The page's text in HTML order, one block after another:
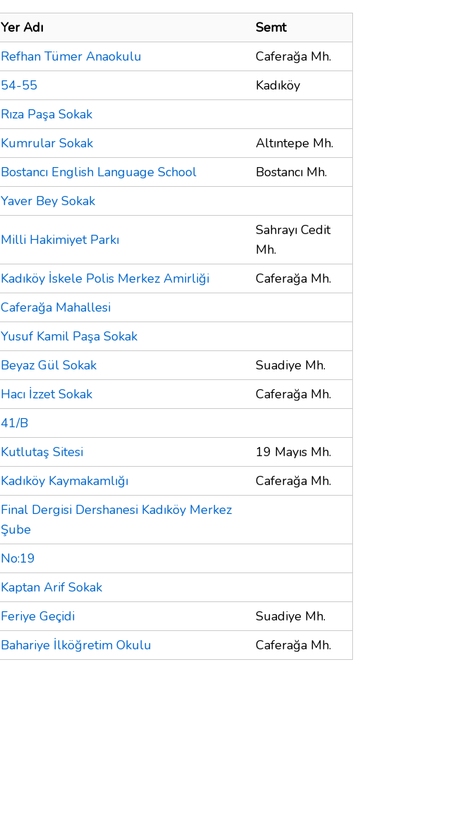
Yer Adı
Semt
Refhan Tümer Anaokulu
Caferağa Mh.
54-55
Kadıköy
Rıza Paşa Sokak
Kumrular Sokak
Altıntepe Mh.
Bostancı English Language School
Bostancı Mh.
Yaver Bey Sokak
Milli Hakimiyet Parkı
Sahrayı Cedit
Mh.
Kadıköy İskele Polis Merkez Amirliği
Caferağa Mh.
Caferağa Mahallesi
Yusuf Kamil Paşa Sokak
Beyaz Gül Sokak
Suadiye Mh.
Hacı İzzet Sokak
Caferağa Mh.
41/B
Kutlutaş Sitesi
19 Mayıs Mh.
Kadıköy Kaymakamlığı
Caferağa Mh.
Final Dergisi Dershanesi Kadıköy Merkez
Şube
No:19
Kaptan Arif Sokak
Feriye Geçidi
Suadiye Mh.
Bahariye İlköğretim Okulu
Caferağa Mh.